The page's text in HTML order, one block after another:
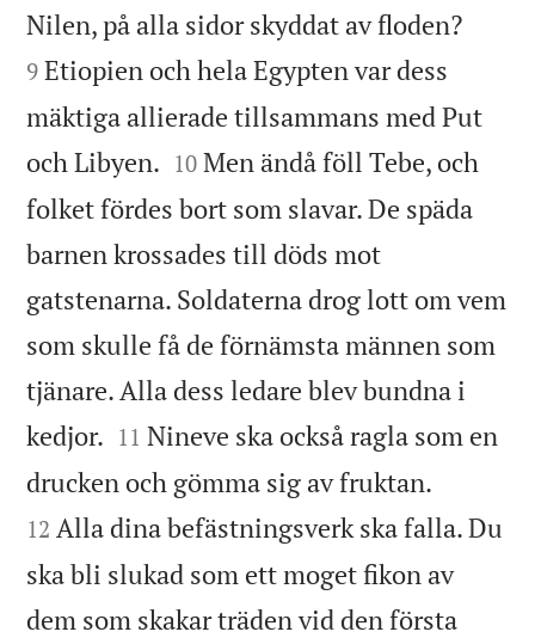
Nilen, på alla sidor skyddat av floden?
9 Etiopien och hela Egypten var dess
mäktiga allierade tillsammans med Put
och Libyen. 

10 Men ändå föll Tebe, och
folket fördes bort som slavar. De späda
barnen krossades till döds mot
gatstenarna. Soldaterna drog lott om vem
som skulle få de förnämsta männen som
tjänare. Alla dess ledare blev bundna i
kedjor. 

11 Nineve ska också ragla som en
drucken och gömma sig av fruktan.
12 Alla dina befästningsverk ska falla. Du
ska bli slukad som ett moget fikon av
dem som skakar träden vid den första